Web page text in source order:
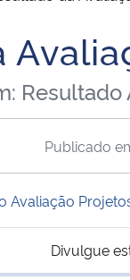
Publicado
Avaliação
Divulgue